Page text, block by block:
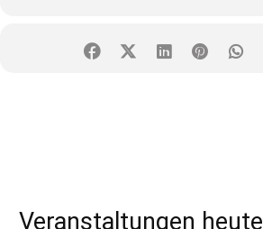
Veranstaltungen heute